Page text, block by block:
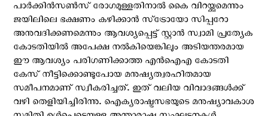
പാര്‍ക്കിന്‍സണ്‍സ് രോഗമുള്ളതിനാല്‍ കൈ വിറയ്ക്കുമെന്നും
ജയിലിലെ ഭക്ഷണം കഴിക്കാന്‍ സ്‌ട്രോയോ സിപ്പറോ
അനുവദിക്കണമെന്നും ആവശ്യപ്പെട്ട് സ്റ്റാന്‍ സ്വാമി പ്രത്യേക
കോടതിയില്‍ അപേക്ഷ നല്‍കിയെങ്കിലും അടിയന്തരമായ
ഈ ആവശ്യം പരിഗണിക്കാത്ത എന്‍‌ഐ‌എ കോടതി
കേസ് നീട്ടിക്കൊണ്ടുപോയ മനുഷ്യത്വരഹിതമായ
സമീപനമാണ് സ്വീകരിച്ചത്. ഇത് വലിയ വിവാദങ്ങള്‍ക്ക്
വഴി തെളിയിച്ചിരിന്നു. ഐക്യരാഷ്ട്രസഭയുടെ മനുഷ്യാവകാശ